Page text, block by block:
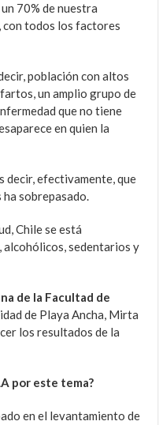
70% de nuestra
con todos los factores
población con altos
un amplio grupo de
que no tiene
en quien la
decir, efectivamente, que
ha sobrepasado.
Chile se está
alcohólicos, sedentarios y
de la Facultad de
de Playa Ancha, Mirta
los resultados de la
por este tema?
en el levantamiento de